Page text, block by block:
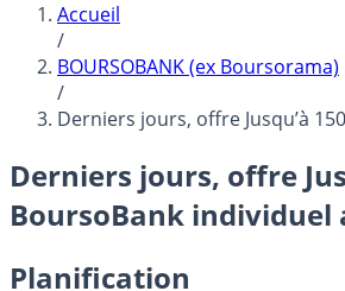
Accueil
/
BOURSOBANK (ex Boursorama)
/
Derniers jours, offre Jusqu’à
Derniers jours, offre
BoursoBank individuel
Planification